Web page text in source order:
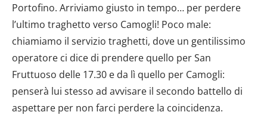
Portofino. Arriviamo giusto in tempo… per perdere
l’ultimo traghetto verso Camogli! Poco male:
chiamiamo il servizio traghetti, dove un gentilissimo
operatore ci dice di prendere quello per San
Fruttuoso delle 17.30 e da lì quello per Camogli:
penserà lui stesso ad avvisare il secondo battello di
aspettare per non farci perdere la coincidenza.